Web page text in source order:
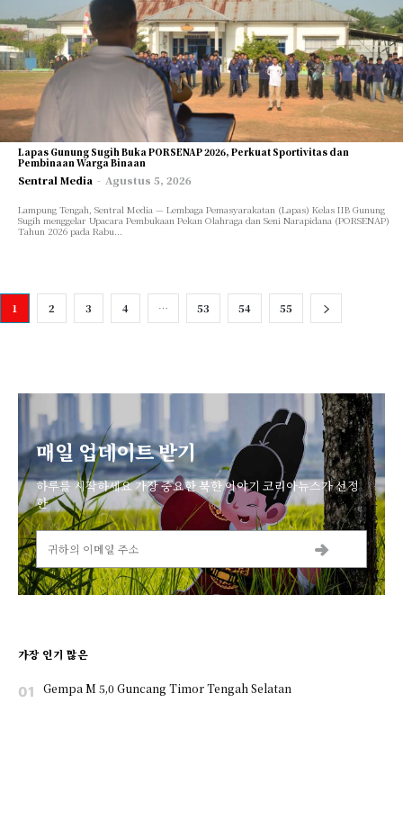
Lapas Gunung Sugih Buka PORSENAP 2026, Perkuat Sportivitas dan
Pembinaan Warga Binaan
Sentral Media - Agustus 5, 2026
Lampung Tengah, Sentral Media — Lembaga Pemasyarakatan (Lapas) Kelas IIB Gunung
Sugih menggelar Upacara Pembukaan Pekan Olahraga dan Seni Narapidana (PORSENAP)
Tahun 2026 pada Rabu...
1 2 3 4 … 53 54 55
매일 업데이트 받기
하루를 시작하세요 가장 중요한 북한 이야기 코리아뉴스가 선정
한
가장 인기 많은
Gempa M 5,0 Guncang Timor Tengah Selatan